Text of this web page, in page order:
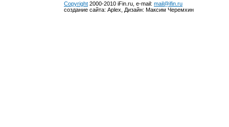
Copyright 2000-2010 iFin.ru, e-mail: mail@ifin.ru
создание сайта: Aplex, Дизайн: Максим Черемхин